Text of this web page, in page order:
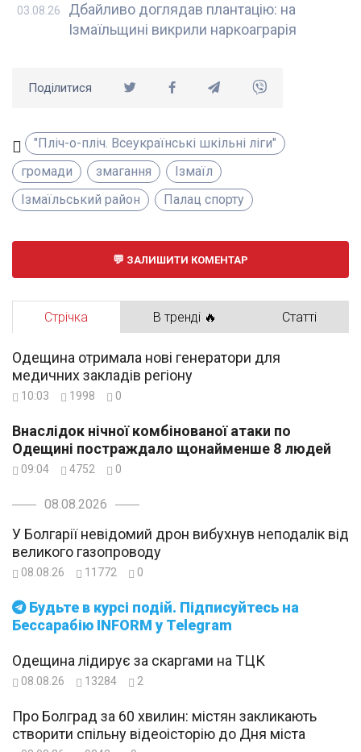
Дбайливо доглядав плантацію: на
Ізмаїльщині викрили наркоаграрія
03.08.26
Поділитися
"Пліч-о-пліч. Всеукраїнські шкільні ліги"
громади
змагання
Ізмаїл
Ізмаїльський район
Палац спорту
ЗАЛИШИТИ КОМЕНТАР
Стрічка В тренді 🔥 Статті
Будьте в курсі подій. Підписуйтесь на
Бессарабію INFORM у Telegram
Одещина отримала нові генератори для
медичних закладів регіону
10:03 1998 0
Внаслідок нічної комбінованої атаки по
Одещині постраждало щонайменше 8 людей
09:04 4752 0
08.08.2026
У Болгарії невідомий дрон вибухнув неподалік від
великого газопроводу
08.08.26 11772 0
Одещина лідирує за скаргами на ТЦК
08.08.26 13284 2
Про Болград за 60 хвилин: містян закликають
створити спільну відеоісторію до Дня міста